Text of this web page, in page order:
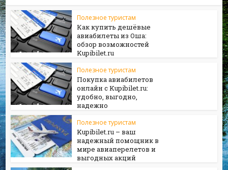
Полезное туристам
Как купить дешёвые
авиабилеты из Оша:
обзор возможностей
Kupibilet.ru
Полезное туристам
Покупка авиабилетов
онлайн с Kupibilet.ru:
удобно, выгодно,
надежно
Полезное туристам
Kupibilet.ru – ваш
надежный помощник в
мире авиаперелетов и
выгодных акций